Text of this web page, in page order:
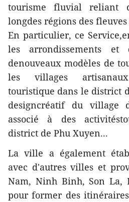
tourisme fluvial reliant
longdes régions des fleuves
En particulier, ce
les arrondissements et
denouveaux modèles de
les villages
touristique dans le district
designcréatif du village
associé à des
district de Phu Xuyen...
La ville a également
avec d'autres villes et
Nam, Ninh Binh, Son La,
pour former des